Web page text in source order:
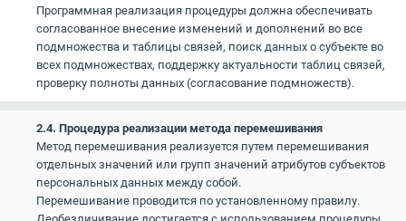
Программная реализация процедуры должна обеспечивать
согласованное внесение изменений и дополнений во все
подмножества и таблицы связей, поиск данных о субъекте во
всех подмножествах, поддержку актуальности таблиц связей,
проверку полноты данных (согласование подмножеств).
2.4. Процедура реализации метода перемешивания
Метод перемешивания реализуется путем перемешивания
отдельных значений или групп значений атрибутов субъектов
персональных данных между собой.
Перемешивание проводится по установленному правилу.